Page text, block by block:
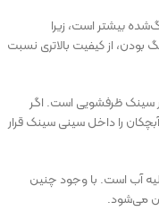
بیشتر است، زیرا
از کیفیت بالاتری نسبت
سینک ظرفشویی است. اگر
را داخل سینی سینک قرار
آب است. با وجود چنین
می‌شود.